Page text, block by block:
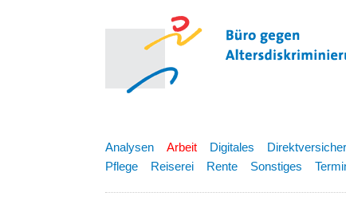
Analysen Arbeit Digitales
Pflege
Reiserei Rente Sonstiges